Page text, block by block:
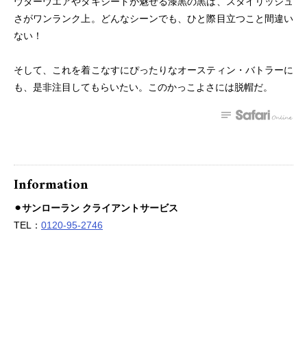
さがワンランク上。どんなシーンでも、ひと際目立つこと間違い
ない！
そして、これを着こなすにぴったりなオースティン・バトラーに
も、是非注目してもらいたい。このかっこよさには脱帽だ。
Information
⚫︎サンローラン クライアントサービス
TEL： 0120-95-2746